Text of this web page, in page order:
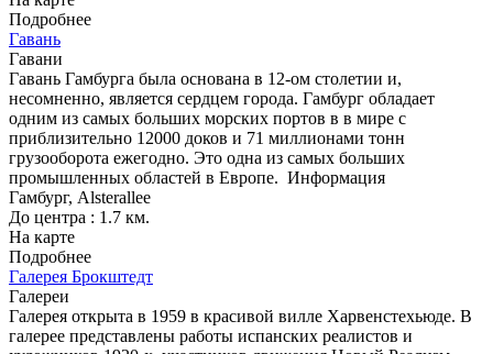
Подробнее
Гавань
Гавани
Гавань Гамбурга была основана в 12-ом столетии и,
несомненно, является сердцем города. Гамбург обладает
одним из самых больших морских портов в в мире с
приблизительно 12000 доков и 71 миллионами тонн
грузооборота ежегодно. Это одна из самых больших
промышленных областей в Европе. Информация
Гамбург, Alsterallee
До центра : 1.7 км.
На карте
Подробнее
Галерея Брокштедт
Галереи
Галерея открыта в 1959 в красивой вилле Харвенстехьюде. В
галерее представлены работы испанских реалистов и